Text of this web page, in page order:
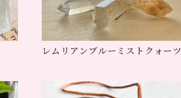
レムリアンブルーミストクォーツ